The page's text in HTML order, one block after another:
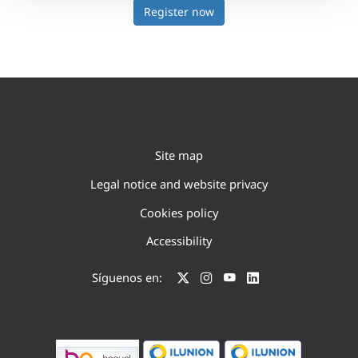
Register now
Site map
Legal notice and website privacy
Cookies policy
Accessibility
Síguenos en: